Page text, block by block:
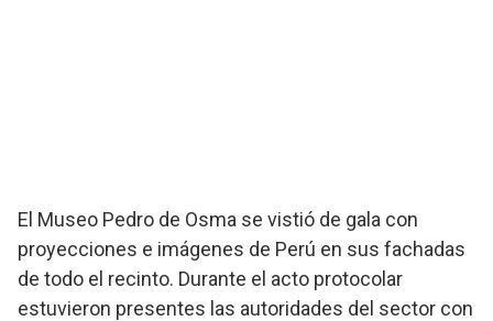
El Museo Pedro de Osma se vistió de gala con
proyecciones e imágenes de Perú en sus fachadas
de todo el recinto. Durante el acto protocolar
estuvieron presentes las autoridades del sector con